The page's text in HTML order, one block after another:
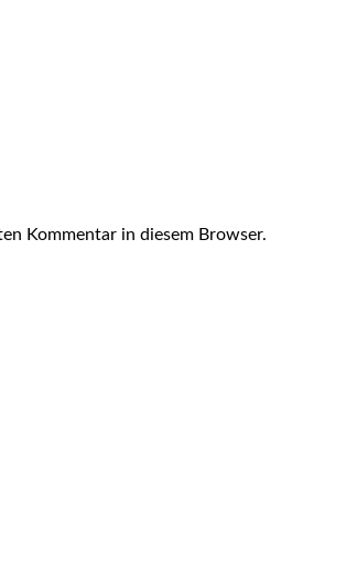
Kommentar in diesem Browser.